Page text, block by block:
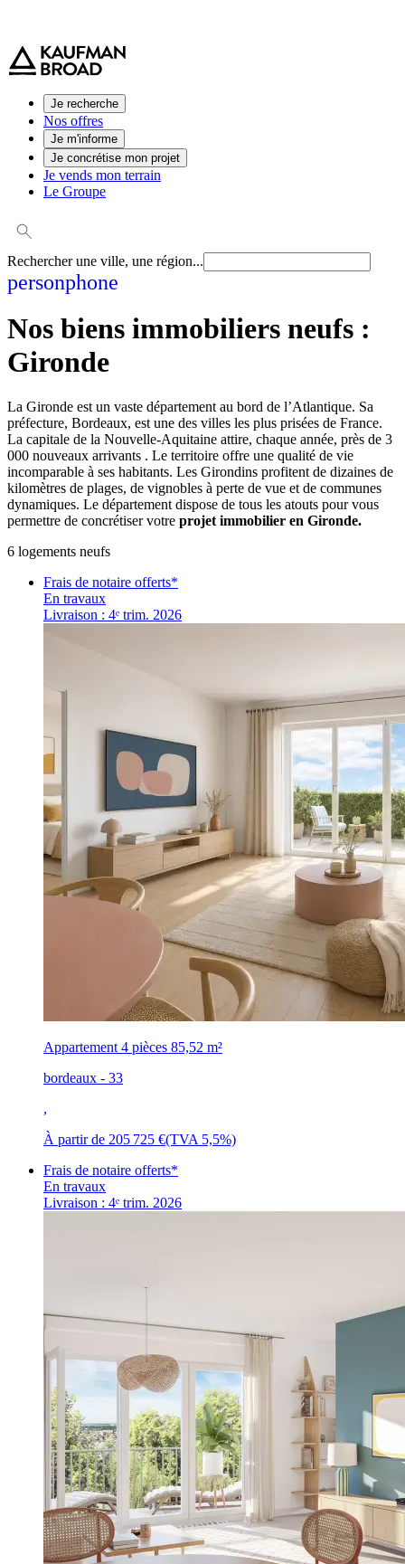
Je recherche
Nos offres
Je m'informe
Je concrétise mon projet
Je vends mon terrain
Le Groupe
Rechercher une ville, une région...
personphone
Nos biens immobiliers neufs :
Gironde
La Gironde est un vaste département au bord de l’Atlantique. Sa
préfecture, Bordeaux, est une des villes les plus prisées de France.
La capitale de la Nouvelle-Aquitaine attire, chaque année, près de 3
000 nouveaux arrivants . Le territoire offre une qualité de vie
incomparable à ses habitants. Les Girondins profitent de dizaines de
kilomètres de plages, de vignobles à perte de vue et de communes
dynamiques. Le département dispose de tous les atouts pour vous
permettre de concrétiser votre projet immobilier en Gironde.
6 logements neufs
Frais de notaire offerts*
En travaux
Livraison : 4ᵉ trim. 2026
Appartement 4 pièces 85,52 m²
bordeaux - 33
,
À partir de 205 725 €(TVA 5,5%)
Frais de notaire offerts*
En travaux
Livraison : 4ᵉ trim. 2026